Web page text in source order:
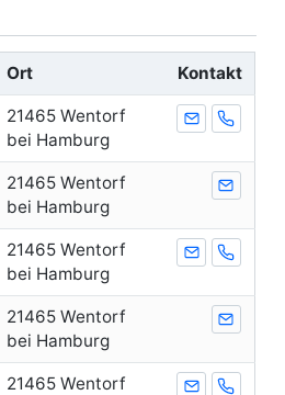
Ort Kontakt
21465 Wentorf
bei Hamburg
E-MailTelefon
21465 Wentorf
bei Hamburg
E-Mail
21465 Wentorf
bei Hamburg
E-MailTelefon
21465 Wentorf
bei Hamburg
E-Mail
21465 Wentorf